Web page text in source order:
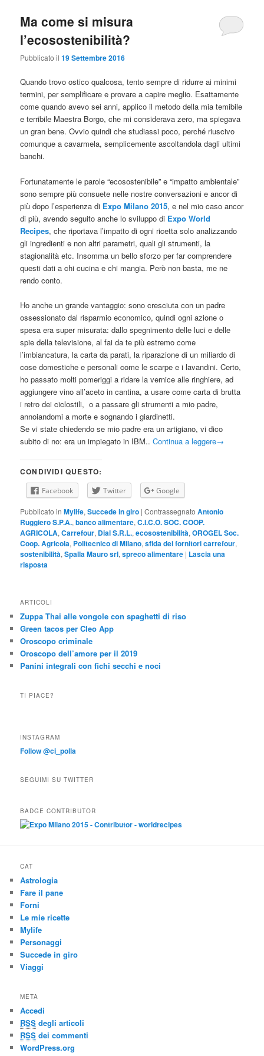
Ma come si misura
l’ecosostenibilità?
Pubblicato il19 Settembre 2016
Quando trovo ostico qualcosa, tento sempre di ridurre ai minimi
termini, per semplificare e provare a capire meglio. Esattamente
come quando avevo sei anni, applico il metodo della mia temibile
e terribile Maestra Borgo, che mi considerava zero, ma spiegava
un gran bene. Ovvio quindi che studiassi poco, perché riuscivo
comunque a cavarmela, semplicemente ascoltandola dagli ultimi
banchi.
Fortunatamente le parole “ecosostenibile” e “impatto ambientale”
sono sempre più consuete nelle nostre conversazioni e ancor di
più dopo l’esperienza di Expo Milano 2015, e nel mio caso ancor
di più, avendo seguito anche lo sviluppo di Expo World
Recipes, che riportava l’impatto di ogni ricetta solo analizzando
gli ingredienti e non altri parametri, quali gli strumenti, la
stagionalità etc. Insomma un bello sforzo per far comprendere
questi dati a chi cucina e chi mangia. Però non basta, me ne
rendo conto.
Ho anche un grande vantaggio: sono cresciuta con un padre
ossessionato dal risparmio economico, quindi ogni azione o
spesa era super misurata: dallo spegnimento delle luci e delle
spie della televisione, al fai da te più estremo come
l’imbiancatura, la carta da parati, la riparazione di un miliardo di
cose domestiche e personali come le scarpe e i lavandini. Certo,
ho passato molti pomeriggi a ridare la vernice alle ringhiere, ad
aggiungere vino all’aceto in cantina, a usare come carta di brutta
i retro dei ciclostili, o a passare gli strumenti a mio padre,
annoiandomi a morte e sognando i giardinetti.
Se vi state chiedendo se mio padre era un artigiano, vi dico
subito di no: era un impiegato in IBM..Continua a leggere→
CONDIVIDI QUESTO:
Facebook Twitter Google
Pubblicato in Mylife,Succede in giro |Contrassegnato Antonio
Ruggiero S.P.A.,banco alimentare,C.I.C.O. SOC. COOP.
AGRICOLA,Carrefour, Dial S.R.L.,ecosostenibilità,OROGEL Soc.
Coop. Agricola, Politecnico di Milano,sfida dei fornitori carrefour,
sostenibilità,Spalla Mauro srl,spreco alimentare | Lascia una
risposta
ARTICOLI
Zuppa Thai alle vongole con spaghetti di riso
Green tacos per Cleo App
Oroscopo criminale
Oroscopo dell’amore per il 2019
Panini integrali con fichi secchi e noci
TI PIACE?
INSTAGRAM
Follow @ci_polla
SEGUIMI SU TWITTER
BADGE CONTRIBUTOR
CAT
Astrologia
Fare il pane
Forni
Le mie ricette
Mylife
Personaggi
Succede in giro
Viaggi
META
Accedi
RSS degli articoli
RSS dei commenti
WordPress.org